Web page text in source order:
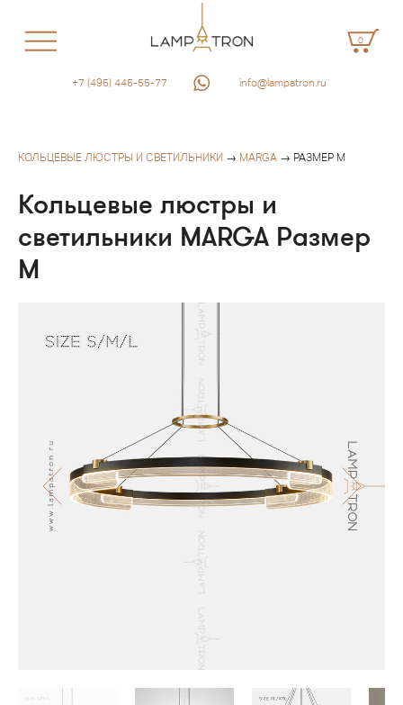
0
+7 (495) 445-55-77 info@lampatron.ru
КОЛЬЦЕВЫЕ ЛЮСТРЫ И СВЕТИЛЬНИКИ → MARGA → РАЗМЕР M
Кольцевые люстры и
светильники MARGA Размер
M